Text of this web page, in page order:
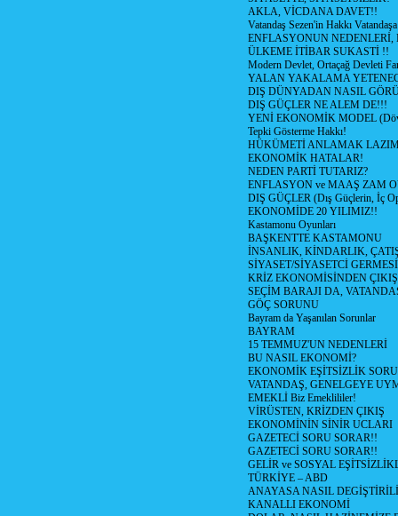
AKLA, VİCDANA DAVET!!
Vatandaş Sezen'in Hakkı
ENFLASYONUN NEDENLERİ,
ÜLKEME İTİBAR SUKASTİ !!
Modern Devlet, Ortaçağ Devleti
YALAN YAKALAMA
DIŞ DÜNYADAN NASIL
DIŞ GÜÇLER NE ALEM DE!!!
YENİ EKONOMİK MODEL
Tepki Gösterme Hakkı!
HÜKÜMETİ ANLAMAK
EKONOMİK HATALAR!
NEDEN PARTİ TUTARIZ?
ENFLASYON ve MAAŞ ZAM
DIŞ GÜÇLER (Dış Güçlerin, İç
EKONOMİDE 20 YILIMIZ!!
Kastamonu Oyunları
BAŞKENTTE KASTAMONU
İNSANLIK, KİNDARLIK,
SİYASET/SİYASETCİ
KRİZ EKONOMİSİNDEN ÇIKIŞ
SEÇİM BARAJI DA,
GÖÇ SORUNU
Bayram da Yaşanılan Sorunlar
BAYRAM
15 TEMMUZ'UN NEDENLERİ
BU NASIL EKONOMİ?
EKONOMİK EŞİTSİZLİK
VATANDAŞ, GENELGEYE
EMEKLİ Biz Emeklililer!
VİRÜSTEN, KRİZDEN ÇIKIŞ
EKONOMİNİN SİNİR UCLARI
GAZETECİ SORU SORAR!!
GAZETECİ SORU SORAR!!
GELİR ve SOSYAL
TÜRKİYE – ABD
ANAYASA NASIL
KANALLI EKONOMİ